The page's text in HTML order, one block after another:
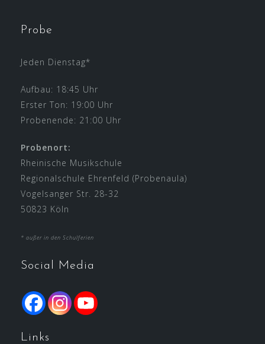
Probe
Jeden Dienstag*
Aufbau: 18:45 Uhr
Erster Ton: 19:00 Uhr
Probenende: 21:00 Uhr
Probenort:
Rheinische Musikschule
Regionalschule Ehrenfeld (Probenaula)
Vogelsanger Str. 28-32
50823 Köln
* außer in den Schulferien
Social Media
Links